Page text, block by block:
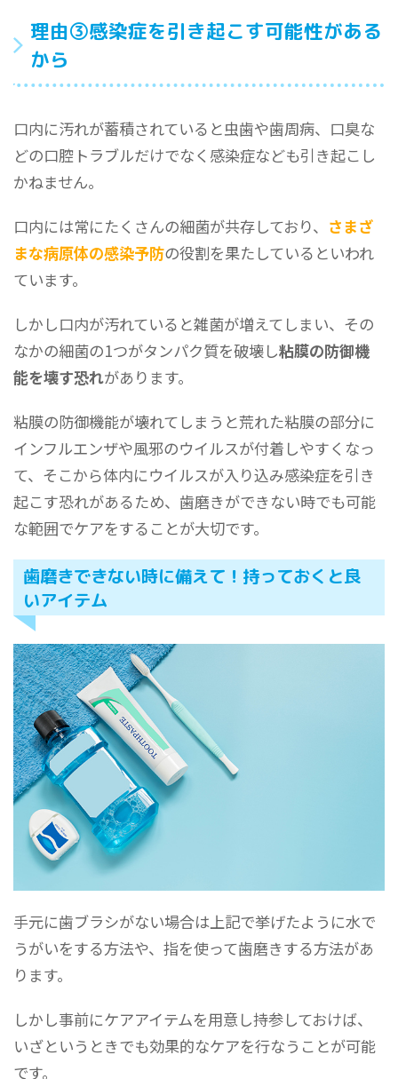
理由③感染症を引き起こす可能性がある
から
口内に汚れが蓄積されていると虫歯や歯周病、口臭な
どの口腔トラブルだけでなく感染症なども引き起こし
かねません。
口内には常にたくさんの細菌が共存しており、 さまざ
まな病原体の感染予防の役割を果たしているといわれ
ています。
しかし口内が汚れていると雑菌が増えてしまい、その
なかの細菌の1つがタンパク質を破壊し粘膜の防御機
能を壊す恐れがあります。
粘膜の防御機能が壊れてしまうと荒れた粘膜の部分に
インフルエンザや風邪のウイルスが付着しやすくなっ
て、そこから体内にウイルスが入り込み感染症を引き
起こす恐れがあるため、歯磨きができない時でも可能
な範囲でケアをすることが大切です。
歯磨きできない時に備えて！持っておくと良
いアイテム
手元に歯ブラシがない場合は上記で挙げたように水で
うがいをする方法や、指を使って歯磨きする方法があ
ります。
しかし事前にケアアイテムを用意し持参しておけば、
いざというときでも効果的なケアを行なうことが可能
です。